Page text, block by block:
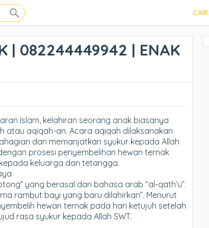
| 082244449942 | ENAK
Islam, kelahiran seorang anak biasanya
atau aqiqah-an. Acara aqiqah dilaksanakan
dan memanjatkan syukur kepada Allah
prosesi penyembelihan hewan ternak
keluarga dan tetangga.
yang berasal dari bahasa arab “al-qath’u”.
rambut bayi yang baru dilahirkan”. Menurut
hewan ternak pada hari ketujuh setelah
rasa syukur kepada Allah SWT.